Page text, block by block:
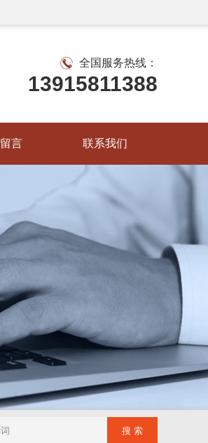
全国服务热线：
13915811388
言 联系我们